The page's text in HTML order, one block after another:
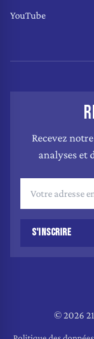
YouTube
Recevez
analyses et
S'INSCRIRE
© 2026